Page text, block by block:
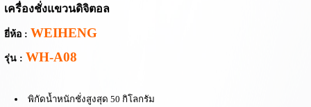
เครื่องชั่งแขวนดิจิตอล
ยี่ห้อ : WEIHENG
รุ่น : WH-A08
พิกัดน้ำหนักชั่งสูงสุด 50 กิโลกรัม